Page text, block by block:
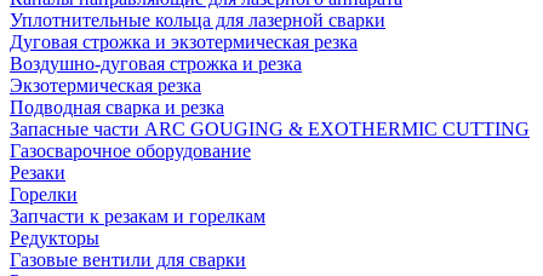
Уплотнительные кольца для лазерной сварки
Дуговая строжка и экзотермическая резка
Воздушно-дуговая строжка и резка
Экзотермическая резка
Подводная сварка и резка
Запасные части ARC GOUGING & EXOTHERMIC CUTTING
Газосварочное оборудование
Резаки
Горелки
Запчасти к резакам и горелкам
Редукторы
Газовые вентили для сварки